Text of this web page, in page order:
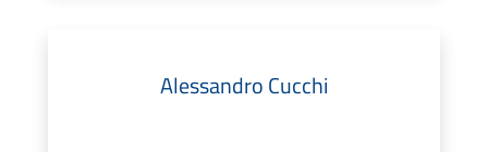
Alessandro Cucchi